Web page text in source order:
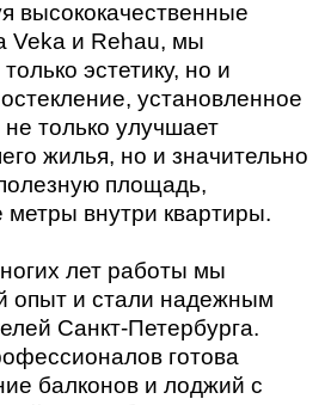
высококачественные
Veka и Rehau, мы
эстетику, но и
установленное
только улучшает
жилья, но и значительно
площадь,
внутри квартиры.
лет работы мы
опыт и стали надежным
Санкт-Петербурга.
готова
балконов и лоджий с